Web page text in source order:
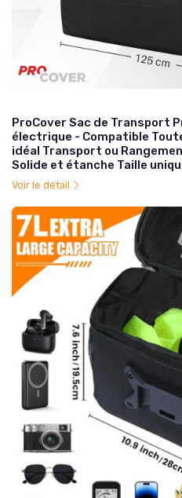
ProCover Sac de Transport
électrique - Compatible
idéal Transport ou
Solide et étanche Taille
Voir le détail